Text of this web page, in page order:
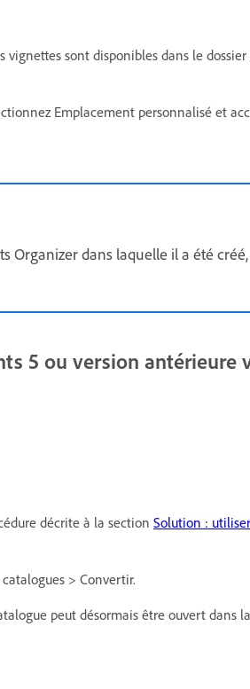
sont disponibles dans le
Emplacement personnalisé et
Organizer dans laquelle il a été
5 ou version antérieure
décrite à la section Solution :
> Convertir.
peut désormais être ouvert dans